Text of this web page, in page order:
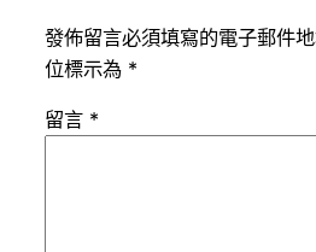
發佈留言必須填寫的電子郵件
位標示為 *
留言 *